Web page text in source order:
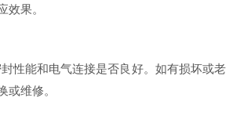
效果。
能和电气连接是否良好。如有损坏或老
或维修。